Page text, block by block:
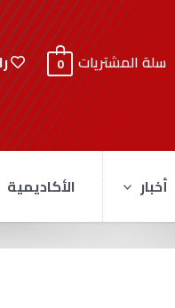
سلة المشتريات 0
أخبار الأكاديمية